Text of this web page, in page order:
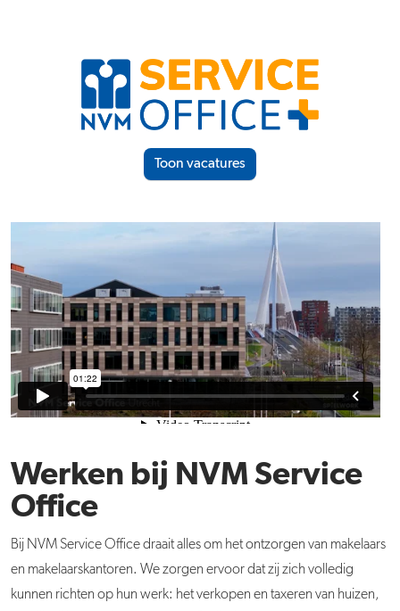
Toon vacatures
Werken bij NVM Service
Office
Bij NVM Service Office draait alles om het ontzorgen van makelaars
en makelaarskantoren. We zorgen ervoor dat zij zich volledig
kunnen richten op hun werk: het verkopen en taxeren van huizen,